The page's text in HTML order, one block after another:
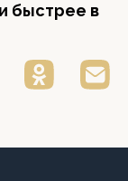
быстрее в